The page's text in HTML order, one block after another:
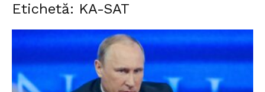
Investigații
Etichetă: KA-SAT